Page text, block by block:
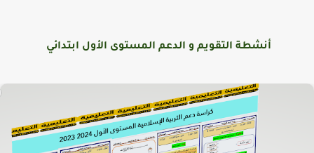
أنشطة التقويم و الدعم المستوى الأول ابتدائي